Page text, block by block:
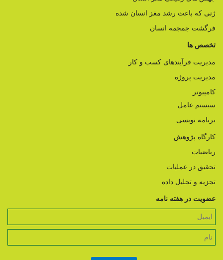
ژنی که باعث رشد مغز انسان شده
فرگشت جمجمه انسان
تخصص ها
مدیریت فرآیندهای کسب و کار
مدیریت پروژه
کامپیوتر
سیستم عامل
برنامه نویسی
کارگاه پژوهش
ریاضیات
تحقیق در عملیات
تجزیه و تحلیل داده
عضویت در هفته نامه